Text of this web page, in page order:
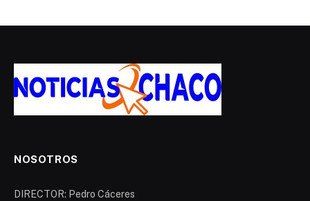
NOSOTROS
DIRECTOR: Pedro Cáceres